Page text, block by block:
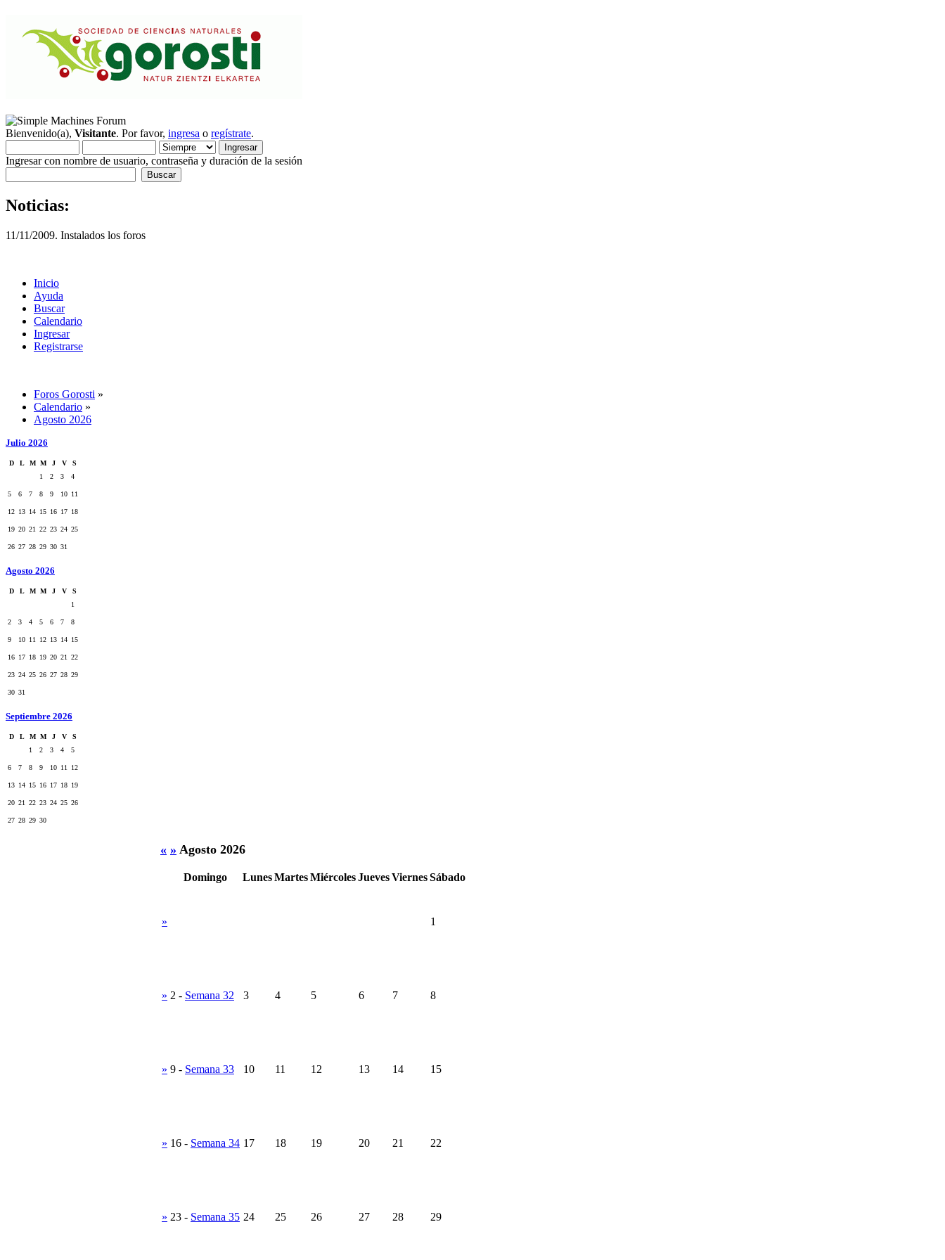
Bienvenido(a), Visitante. Por favor, ingresa o regístrate.
Ingresar con nombre de usuario, contraseña y duración de la sesión
Noticias:
11/11/2009. Instalados los foros
Inicio
Ayuda
Buscar
Calendario
Ingresar
Registrarse
Foros Gorosti »
Calendario »
Agosto 2026
Julio 2026
D L M M J V
S
1
2 3 4
5 6 7 8 9 10 11
12 13 14 15 16 17 18
19 20 21 22 23 24 25
26 27 28 29 30 31
Agosto 2026
D L M M J V
S
1
2 3 4 5 6 7 8
9 10 11 12 13 14 15
16 17 18 19 20 21 22
23 24 25 26 27 28 29
30 31
Septiembre 2026
D L M M J V
S
1
2 3 4 5
6 7 8 9 10 11 12
13 14 15 16 17 18 19
20 21 22 23 24 25 26
27 28 29 30
« » Agosto 2026
Domingo LunesMartesMiércolesJuevesViernesSábado
» 1
» 2 - Semana 32 3 4 5 6 7 8
» 9 - Semana 33 10 11 12 13 14 15
» 16 - Semana 34 17 18 19 20 21 22
» 23 - Semana 35 24 25 26 27 28 29